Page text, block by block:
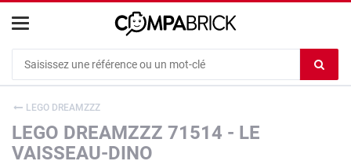
le
LEGO DREAMZZZ
LEGO DREAMZZZ 71514 - LE
VAISSEAU-DINO
Cookies management panel